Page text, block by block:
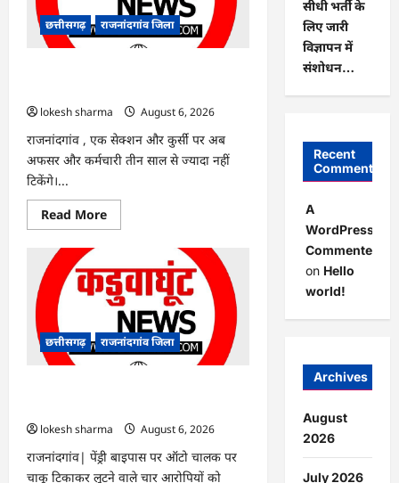
हरियाली
लाने
मेयर
छत्तीसगढ़ राजनांदगांव जिला
lokesh sharma
August 6, 2026
राजनांदगांव , एक सेक्शन और कुर्सी पर अब
अफसर और कर्मचारी तीन साल से ज्यादा नहीं
टिकेंगे।...
Read MoreRead
more
कुर्सी
पर
3
साल
ज्यादा
नहीं
टिकेंगे
छत्तीसगढ़ राजनांदगांव जिला
lokesh sharma
August 6, 2026
राजनांदगांव| पेंड्री बाइपास पर ऑटो चालक पर
चाकू टिकाकर लूटने वाले चार आरोपियों को
सीधी भर्ती के
लिए जारी
विज्ञापन में
संशोधन…
Recent
Comments
A
WordPress
Commenter
on Hello
world!
Archives
August
2026
July 2026